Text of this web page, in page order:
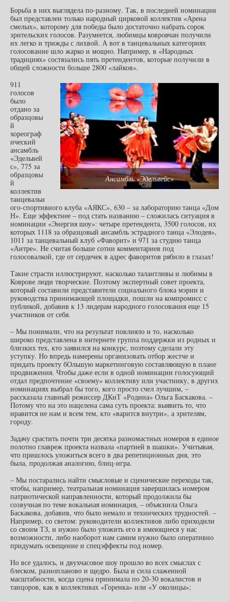
Борьба в них выглядела по-разному. Так, в последней номинации
был представлен только народный цирковой коллектив «Арена
смелых», которому для победы было достаточно набрать сорок
зрительских голосов. Разумеется, любимцы ковровчан получили
их легко и трижды с лихвой. А вот в танцевальных категориях
голосование шло жарко и мощно. Например, в «Народных
традициях» состязались пять претендентов, которые получили в
общей сложности больше 2800 «лайков».
Ансамбль «Эдельвейс»
911
голосов
было
отдано за
образцовы
й
хореограф
ический
ансамбль
«Эдельвей
с», 775 за
образцовы
й
коллектив
танцевальн
ого-спортивного клуба «АЯКС», 630 – за лабораторию танца «Дом
Н». Еще эффектнее – под стать названию – сложилась ситуация в
номинации «Энергия шоу»: четыре претендента, 3500 голосов, их
которых 1118 за образцовый ансамбль эстрадного танца «Элодея»,
1011 за танцевальный клуб «Фаворит» и 971 за студию танца
«Антре». Не считая больше сотни комментариев под
голосовалкой, где от сердечек в адрес фаворитов рябило в глазах!
Такие страсти иллюстрируют, насколько талантливы и любимы в
Коврове люди творческие. Поэтому экспертный совет проекта,
который составили представители социального блока мэрии и
руководства принимающей площадки, пошли на компромисс с
публикой, добавив к 13 лидерам народного голосования еще 15
участников от себя.
– Мы понимали, что на результат повлияло и то, насколько
широко представлена в интернете группа поддержки из родных и
близких тех, кто заявился на конкурс, поэтому сделали эту
уступку. Но впредь намерены организовать отбор жестче и
придать проекту бОльшую маркетинговую составляющую в плане
продвижения. Чтобы даже если в одной номинации голосующий
отдал предпочтение «своему» коллективу или участнику, в других
номинациях выбрал бы того, кого просто счел лучшим, –
рассказала главный режиссер ДКиТ «Родина» Ольга Баскакова. –
Потому что на это нацелена сама суть проекта: выявить то, что
нравится не нам и всем тем, кто «варится внутри», а зрителям,
городу.
Задачу срастить почти три десятка разномастных номеров в единое
полотно главреж проекта назвала «партией в шашки». Учитывая,
что пришлось уложиться всего в два репетиционных дня, это
была, продолжая аналогию, блиц-игра.
– Мы постарались найти смысловые и сценические переходы так,
чтобы, например, театральная номинация завершилась номером
патриотической направленности, который продолжила бы
созвучная по теме вокальная номинация, – объяснила Ольга
Баскакова, добавив, что было немало и технических трудностей. –
Например, со светом: руководители коллективов либо приходили
со своим ТЗ, и нужно было уложить его в имеющиеся у нас
возможности, либо наоборот нам самим нужно было оперативно
придумать освещение и спецэффекты под номер.
Но все удалось, и двухчасовое шоу прошло во всех смыслах с
блеском, разнопланово и щедро. Была и сила слаженной
масштабности, когда сцена принимала по 20-30 вокалистов и
танцоров, как в коллективах «Горенка» или «У околицы»;